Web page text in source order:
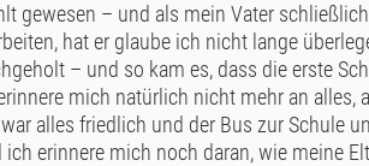
gewesen – und als mein Vater
hat er glaube ich nicht lange
– und so kam es, dass die erste
mich natürlich nicht mehr an alles,
alles friedlich und der Bus zur Schule
erinnere mich noch daran, wie meine